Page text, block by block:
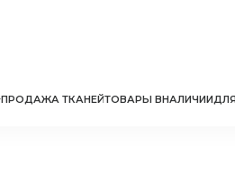
ПРОДАЖА ТКАНЕЙТОВАРЫ ВНАЛИЧИИ